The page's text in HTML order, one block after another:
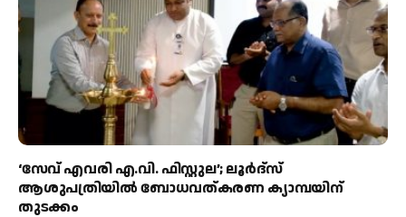
‘സേവ് എവരി എ.വി. ഫിസ്റ്റുല’; ലൂർദ്‌സ്
ആശുപത്രിയിൽ ബോധവത്കരണ ക്യാമ്പയിന്
തുടക്കം